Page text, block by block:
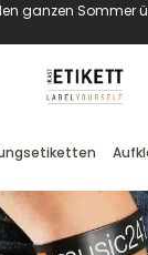
ganzen Sommer